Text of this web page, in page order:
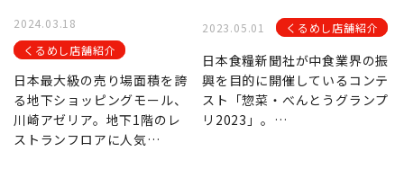
2024.03.18
くるめし店舗紹介
日本最大級の売り場面積を誇
る地下ショッピングモール、
川崎アゼリア。地下1階のレ
ストランフロアに人気…
2023.05.01 くるめし店舗紹介
日本食糧新聞社が中食業界の振
興を目的に開催しているコンテ
スト「惣菜・べんとうグランプ
リ2023」。…